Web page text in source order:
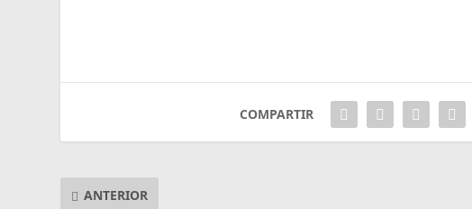
COMPARTIR
ANTERIOR